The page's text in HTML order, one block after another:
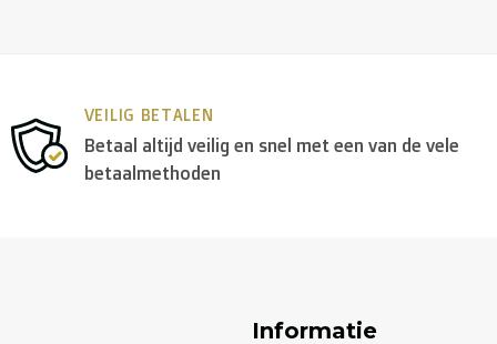
VEILIG BETALEN
Betaal altijd veilig en snel met een van de vele
betaalmethoden
Informatie